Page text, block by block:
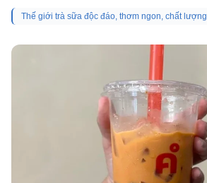
Thế giới trà sữa độc đáo, thơm ngon, chất lượng